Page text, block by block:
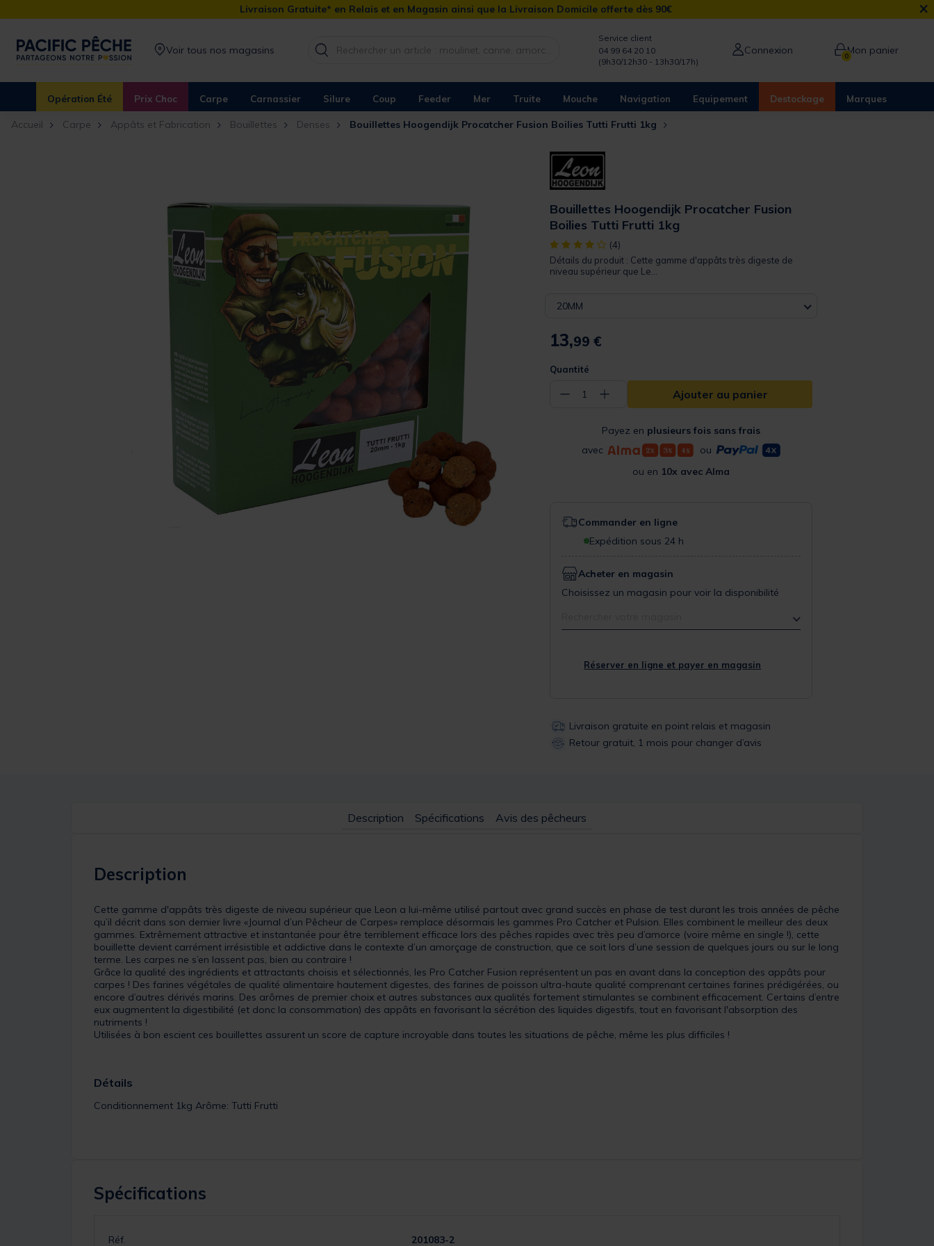
Livraison Gratuite* en Relais et en Magasin ainsi que la Livraison Domicile offerte dès 90€ ×
Voir tous nos magasins
Service client
04 99 64 20 10
(9h30/12h30 - 13h30/17h)
Connexion 0Mon panier
Opération Été Prix Choc Carpe Carnassier Silure Coup Feeder Mer Truite Mouche Navigation Equipement Destockage Marques
Accueil Carpe Appâts et Fabrication Bouillettes Denses Bouillettes Hoogendijk Procatcher Fusion Boilies Tutti Frutti 1kg
Bouillettes Hoogendijk Procatcher Fusion
Boilies Tutti Frutti 1kg
[object Object] out of 5 Customer Rating
(4)
Détails du produit : Cette gamme d'appâts très digeste de
niveau supérieur que Le...
20MM
13,99 €
Quantité
− 1 + Ajouter au panier
Payez en plusieurs fois sans frais
avec
ou
ou en 10x avec Alma
Commander en ligne
Expédition sous 24 h
Acheter en magasin
Choisissez un magasin pour voir la disponibilité
Réserver en ligne et payer en magasin
Livraison gratuite en point relais et magasin
Retour gratuit, 1 mois pour changer d’avis
Description Spécifications Avis des pêcheurs
Description
Cette gamme d'appâts très digeste de niveau supérieur que Leon a lui-même utilisé partout avec grand succès en phase de test durant les trois années de pêche
qu’il décrit dans son dernier livre «Journal d’un Pêcheur de Carpes» remplace désormais les gammes Pro Catcher et Pulsion. Elles combinent le meilleur des deux
gammes. Extrêmement attractive et instantanée pour être terriblement efficace lors des pêches rapides avec très peu d’amorce (voire même en single !), cette
bouillette devient carrément irrésistible et addictive dans le contexte d’un amorçage de construction, que ce soit lors d’une session de quelques jours ou sur le long
terme. Les carpes ne s’en lassent pas, bien au contraire !
Grâce la qualité des ingrédients et attractants choisis et sélectionnés, les Pro Catcher Fusion représentent un pas en avant dans la conception des appâts pour
carpes ! Des farines végétales de qualité alimentaire hautement digestes, des farines de poisson ultra-haute qualité comprenant certaines farines prédigérées, ou
encore d’autres dérivés marins. Des arômes de premier choix et autres substances aux qualités fortement stimulantes se combinent efficacement. Certains d’entre
eux augmentent la digestibilité (et donc la consommation) des appâts en favorisant la sécrétion des liquides digestifs, tout en favorisant l'absorption des
nutriments !
Utilisées à bon escient ces bouillettes assurent un score de capture incroyable dans toutes les situations de pêche, même les plus difficiles !
Détails
Conditionnement 1kg Arôme: Tutti Frutti
Spécifications
Réf.
201083-2